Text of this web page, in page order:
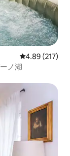
レビュー217
4.89 (217)
ノ湖